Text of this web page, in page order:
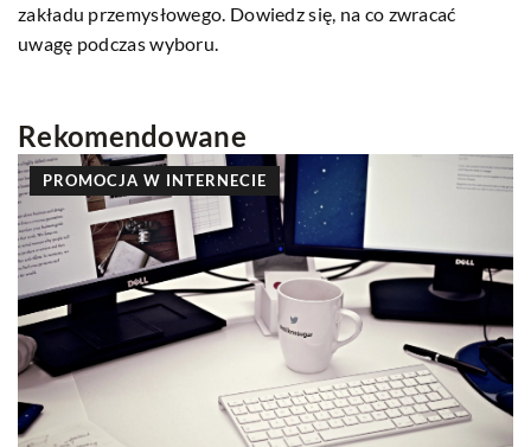
zakładu przemysłowego. Dowiedz się, na co zwracać
uwagę podczas wyboru.
Rekomendowane
PROMOCJA W INTERNECIE